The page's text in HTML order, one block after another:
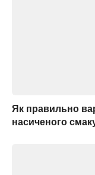
Як правильно
насиченого